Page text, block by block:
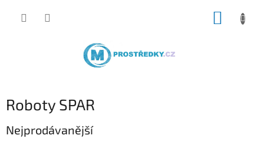
Roboty SPAR
Nejprodávanější